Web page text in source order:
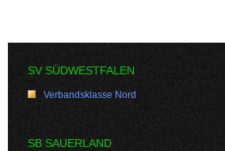
SV SÜDWESTFALEN
Verbandsklasse Nord
SB SAUERLAND